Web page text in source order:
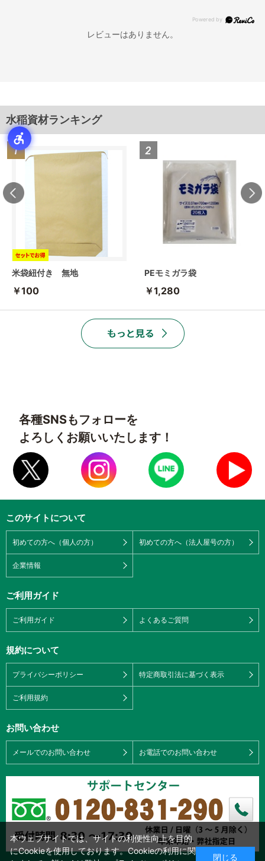
レビューはありません。
水稲資材ランキング
米袋紐付き 無地
￥100
PEモミガラ袋
￥1,280
各種SNSもフォローを
よろしくお願いいたします！
このサイトについて
初めての方へ（個人の方） 初めての方へ（法人屋号の方）
企業情報
ご利用ガイド
ご利用ガイド よくあるご質問
規約について
プライバシーポリシー 特定商取引法に基づく表示
ご利用規約
お問い合わせ
メールでのお問い合わせ お電話でのお問い合わせ
本ウェブサイトでは、サイトの利便性向上を目的
にCookieを使用しております。Cookieの利用に関
閉じる